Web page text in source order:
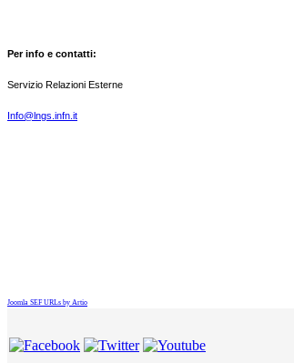
Per info e contatti:
Servizio Relazioni Esterne
Info@lngs.infn.it
Joomla SEF URLs by Artio